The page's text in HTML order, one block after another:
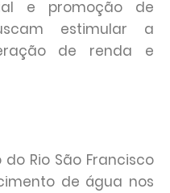
e promoção de
estimular a
de renda e
Rio São Francisco
de água nos